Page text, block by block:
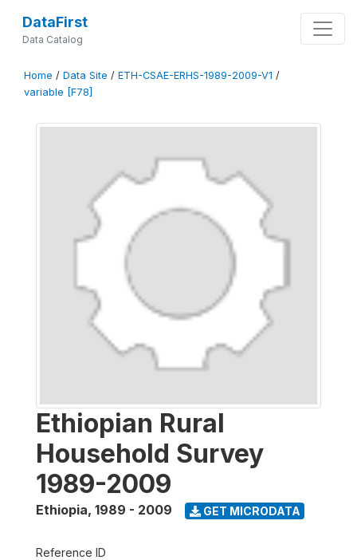
DataFirst
Data Catalog
Home / Data Site / ETH-CSAE-ERHS-1989-2009-V1 /
variable [F78]
Ethiopian Rural
Household Survey
1989-2009
Ethiopia, 1989 - 2009 GET MICRODATA
Reference ID